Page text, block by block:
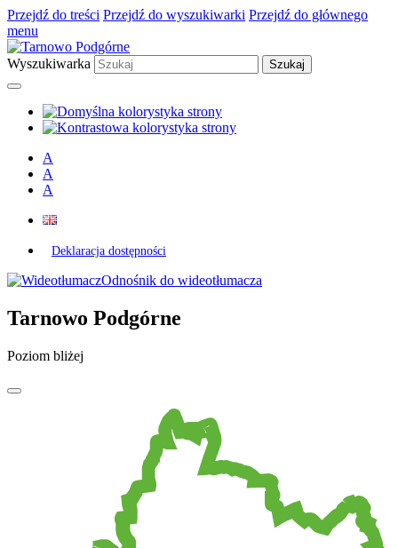
Przejdź do treści Przejdź do wyszukiwarki Przejdź do głównego
menu
Wyszukiwarka
A
A
A
Deklaracja dostępności
Odnośnik do wideotłumacza
Tarnowo Podgórne
Poziom bliżej